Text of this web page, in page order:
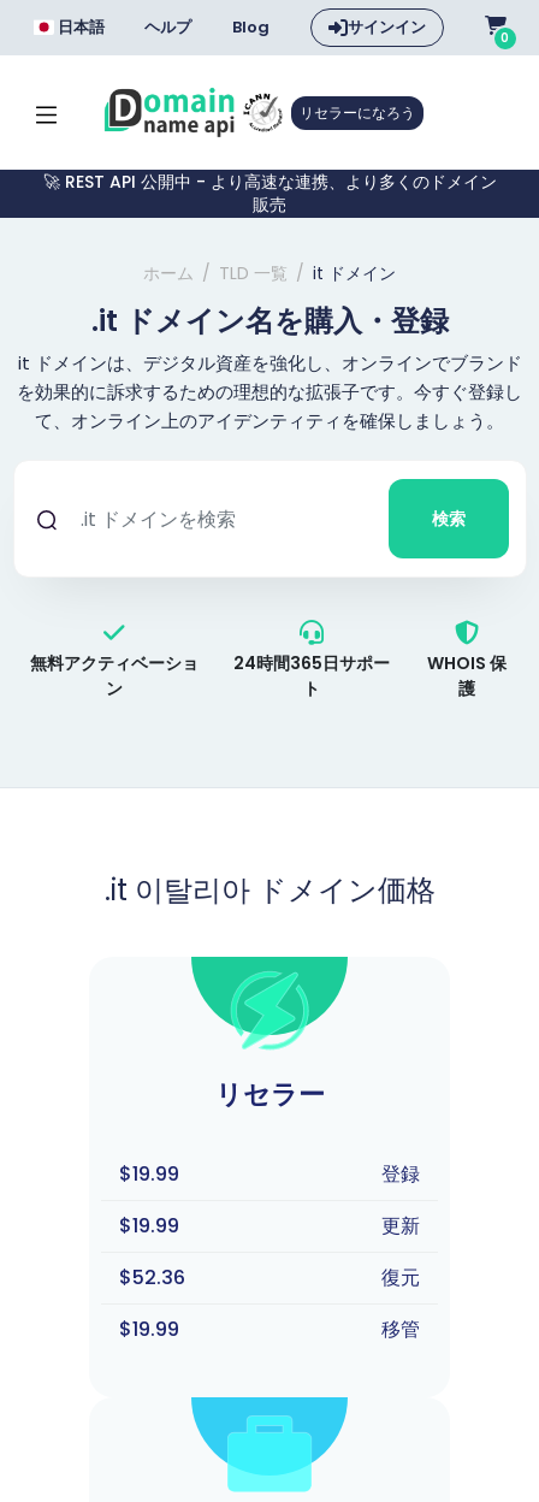
日本語 ヘルプ Blog サインイン 0
リセラーになろう
🚀 REST API 公開中 - より高速な連携、より多くのドメイン
販売
ホーム TLD 一覧 it ドメイン
.it ドメイン名を購入・登録
it ドメインは、デジタル資産を強化し、オンラインでブランド
を効果的に訴求するための理想的な拡張子です。今すぐ登録し
て、オンライン上のアイデンティティを確保しましょう。
検索
無料アクティベーショ
ン
24時間365日サポー
ト
WHOIS 保
護
.it 이탈리아 ドメイン価格
リセラー
$19.99
登録
$19.99
更新
$52.36
復元
$19.99
移管